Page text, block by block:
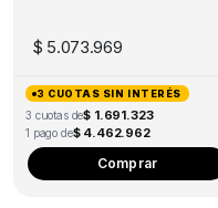
$ 5.073.969
3 CUOTAS SIN INTERÉS
3 cuotas de$ 1.691.323
1 pago de$ 4.462.962
Comprar